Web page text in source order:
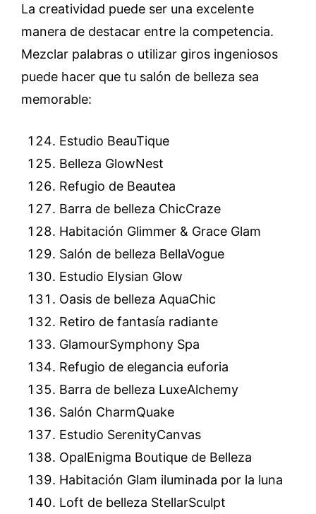
La creatividad puede ser una excelente
manera de destacar entre la competencia.
Mezclar palabras o utilizar giros ingeniosos
puede hacer que tu salón de belleza sea
memorable:
Estudio BeauTique
Belleza GlowNest
Refugio de Beautea
Barra de belleza ChicCraze
Habitación Glimmer & Grace Glam
Salón de belleza BellaVogue
Estudio Elysian Glow
Oasis de belleza AquaChic
Retiro de fantasía radiante
GlamourSymphony Spa
Refugio de elegancia euforia
Barra de belleza LuxeAlchemy
Salón CharmQuake
Estudio SerenityCanvas
OpalEnigma Boutique de Belleza
Habitación Glam iluminada por la luna
Loft de belleza StellarSculpt